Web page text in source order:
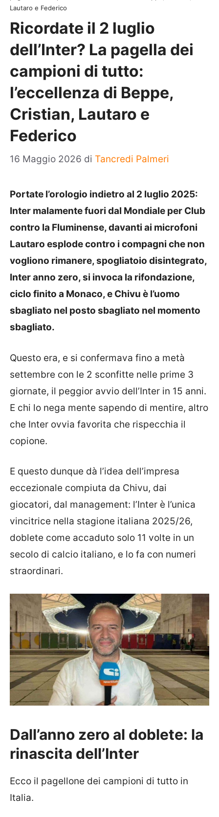
Lautaro e Federico
Ricordate il 2 luglio
dell’Inter? La pagella dei
campioni di tutto:
l’eccellenza di Beppe,
Cristian, Lautaro e
Federico
16 Maggio 2026 di Tancredi Palmeri
Portate l’orologio indietro al 2 luglio 2025:
Inter malamente fuori dal Mondiale per Club
contro la Fluminense, davanti ai microfoni
Lautaro esplode contro i compagni che non
vogliono rimanere, spogliatoio disintegrato,
Inter anno zero, si invoca la rifondazione,
ciclo finito a Monaco, e Chivu è l’uomo
sbagliato nel posto sbagliato nel momento
sbagliato.
Questo era, e si confermava fino a metà
settembre con le 2 sconfitte nelle prime 3
giornate, il peggior avvio dell’Inter in 15 anni.
E chi lo nega mente sapendo di mentire, altro
che Inter ovvia favorita che rispecchia il
copione.
E questo dunque dà l’idea dell’impresa
eccezionale compiuta da Chivu, dai
giocatori, dal management: l’Inter è l’unica
vincitrice nella stagione italiana 2025/26,
doblete come accaduto solo 11 volte in un
secolo di calcio italiano, e lo fa con numeri
straordinari.
Dall’anno zero al doblete: la
rinascita dell’Inter
Ecco il pagellone dei campioni di tutto in
Italia.